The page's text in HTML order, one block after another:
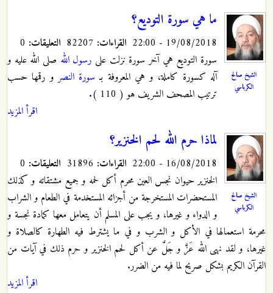
الشيخ صالح
الكرباسي
ما هي سورة التوديع؟
19/08/2018 - 22:00 القراءات: التعليقات:
سورة التوديع هي آخر سورة نزلت على رسول الله صلى الله عليه و
آله كسورة كاملة، و هي المعروفة بـ سورة النصر و رقمها حسب
ترتيب المصحف الشريف هو ( 110 ).
اقرأ المزيد
الشيخ صالح
الكرباسي
لماذا حرم الله لحم الخنزير؟
16/08/2018 - 22:00 القراءات: التعليقات:
الخنزير حيوان نجس العين محرم أكل لحمه و جميع مشتقاته و كذلك
المستحضرات المستخرجة من أجزائه المستخدمة في الطعام و الشراب
و الدواء و غيرها، و يجب على المسلم أن يتعامل معها كمادة نجسة و
محرمة استعمالها في الأكل و الشرب و في ما يشترط فيه الطهارة كالصلاة و
غيرها، و لقد نهى الله عَزَّ و جَلَّ عن أكل لحم الخنزير و حرم ذلك في آيات من
القرآن الكريم بشكل صريح لما فيه من الضرر.
اقرأ المزيد